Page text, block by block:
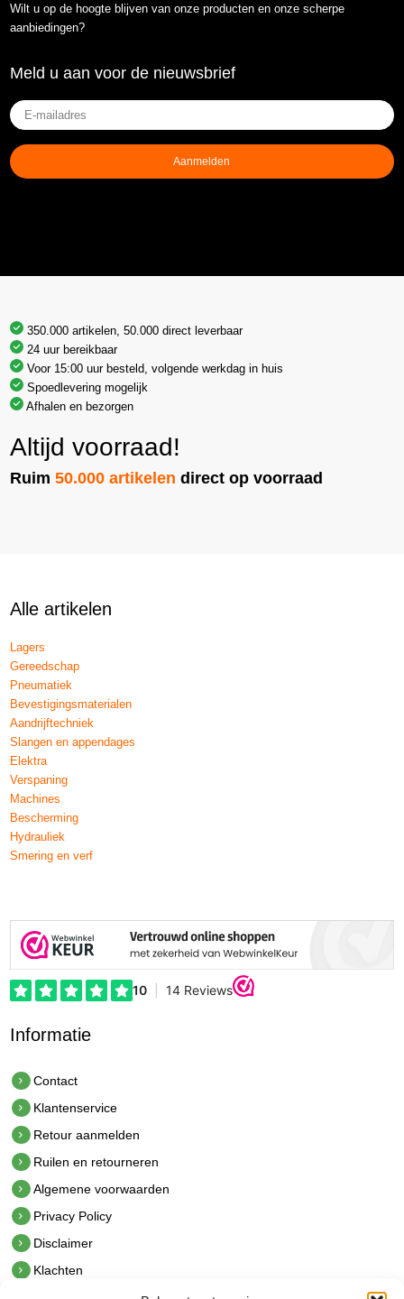
Wilt u op de hoogte blijven van onze producten en onze scherpe
aanbiedingen?
Meld u aan voor de nieuwsbrief
E-
mailadres(Vereist)
Aanmelden
350.000 artikelen, 50.000 direct leverbaar
24 uur bereikbaar
Voor 15:00 uur besteld, volgende werkdag in huis
Spoedlevering mogelijk
Afhalen en bezorgen
Altijd voorraad!
Ruim50.000 artikelen direct op voorraad
Alle artikelen
Lagers
Gereedschap
Pneumatiek
Bevestigingsmaterialen
Aandrijftechniek
Slangen en appendages
Elektra
Verspaning
Machines
Bescherming
Hydrauliek
Smering en verf
Informatie
Contact
Klantenservice
Retour aanmelden
Ruilen en retourneren
Algemene voorwaarden
Privacy Policy
Disclaimer
Klachten